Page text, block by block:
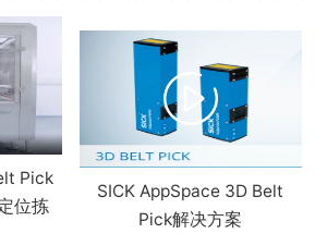
Pick
位拣
SICK AppSpace 3D Belt
Pick解决方案